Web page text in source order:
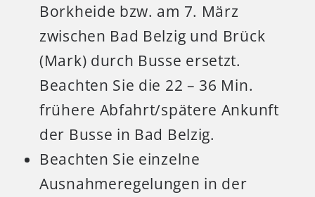
Borkheide bzw. am 7. März
zwischen Bad Belzig und Brück
(Mark) durch Busse ersetzt.
Beachten Sie die 22 – 36 Min.
frühere Abfahrt/spätere Ankunft
der Busse in Bad Belzig.
Beachten Sie einzelne
Ausnahmeregelungen in der